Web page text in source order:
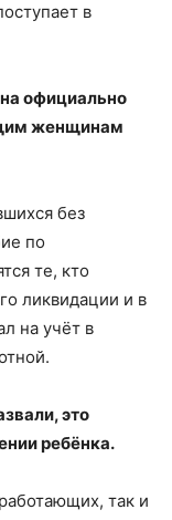
в
официально
женщинам
без
по
те, кто
ликвидации и в
на учёт в
это
ребёнка.
так и